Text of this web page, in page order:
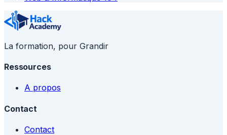
La formation, pour Grandir
Ressources
A propos
Contact
Contact